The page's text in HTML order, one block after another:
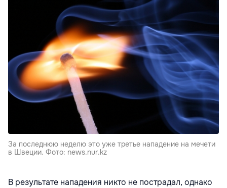
За последнюю неделю это уже третье нападение на мечети
в Швеции. Фото: news.nur.kz
В результате нападения никто не пострадал, однако